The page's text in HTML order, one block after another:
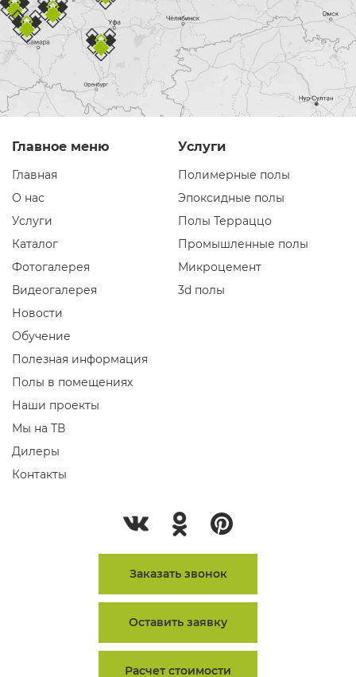
Главное меню
Главная
О нас
Услуги
Каталог
Фотогалерея
Видеогалерея
Новости
Обучение
Полезная информация
Полы в помещениях
Наши проекты
Мы на ТВ
Дилеры
Контакты
Услуги
Полимерные полы
Эпоксидные полы
Полы Терраццо
Промышленные полы
Микроцемент
3d полы
Заказать звонок
Оставить заявку
Расчет стоимости